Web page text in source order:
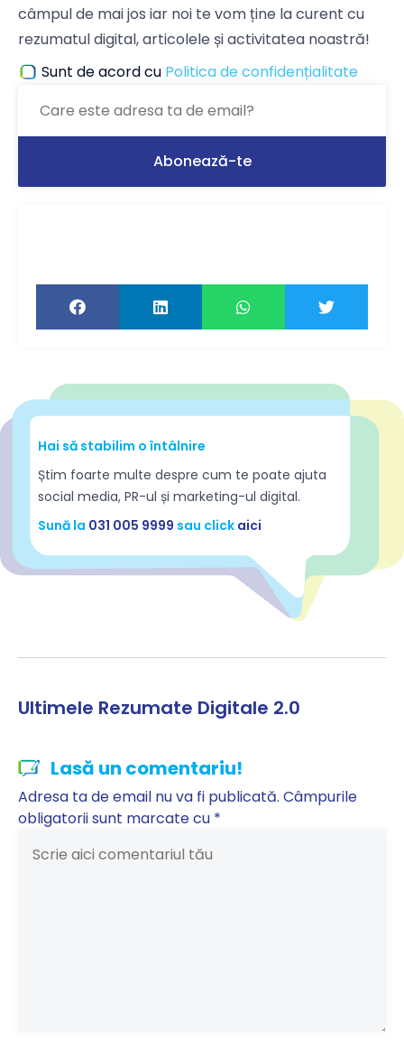
câmpul de mai jos iar noi te vom ține la curent cu
rezumatul digital, articolele și activitatea noastră!
Sunt de acord cu Politica de confidențialitate
Hai să stabilim o întâlnire
Știm foarte multe despre cum te poate ajuta
social media, PR-ul și marketing-ul digital.
Sună la 031 005 9999 sau click aici
Ultimele Rezumate Digitale 2.0
Lasă un comentariu!
Adresa ta de email nu va fi publicată. Câmpurile
obligatorii sunt marcate cu *